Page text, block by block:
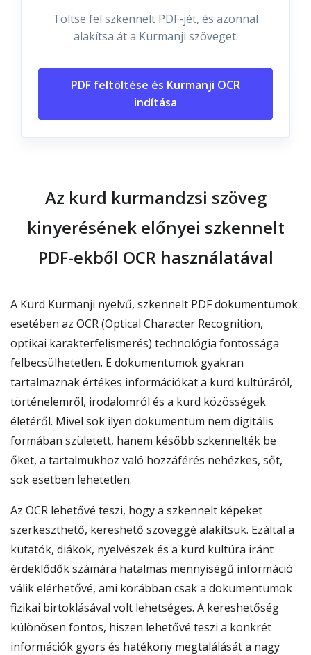
Töltse fel szkennelt PDF-jét, és azonnal
alakítsa át a Kurmanji szöveget.
PDF feltöltése és Kurmanji OCR
indítása
Az kurd kurmandzsi szöveg
kinyerésének előnyei szkennelt
PDF-ekből OCR használatával
A Kurd Kurmanji nyelvű, szkennelt PDF dokumentumok
esetében az OCR (Optical Character Recognition,
optikai karakterfelismerés) technológia fontossága
felbecsülhetetlen. E dokumentumok gyakran
tartalmaznak értékes információkat a kurd kultúráról,
történelemről, irodalomról és a kurd közösségek
életéről. Mivel sok ilyen dokumentum nem digitális
formában született, hanem később szkennelték be
őket, a tartalmukhoz való hozzáférés nehézkes, sőt,
sok esetben lehetetlen.
Az OCR lehetővé teszi, hogy a szkennelt képeket
szerkeszthető, kereshető szöveggé alakítsuk. Ezáltal a
kutatók, diákok, nyelvészek és a kurd kultúra iránt
érdeklődők számára hatalmas mennyiségű információ
válik elérhetővé, ami korábban csak a dokumentumok
fizikai birtoklásával volt lehetséges. A kereshetőség
különösen fontos, hiszen lehetővé teszi a konkrét
információk gyors és hatékony megtalálását a nagy